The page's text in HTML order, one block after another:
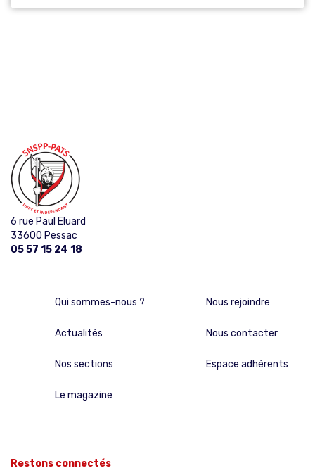
6 rue Paul Eluard
33600 Pessac
05 57 15 24 18
Qui sommes-nous ?
Actualités
Nos sections
Le magazine
Nous rejoindre
Nous contacter
Espace adhérents
Restons connectés